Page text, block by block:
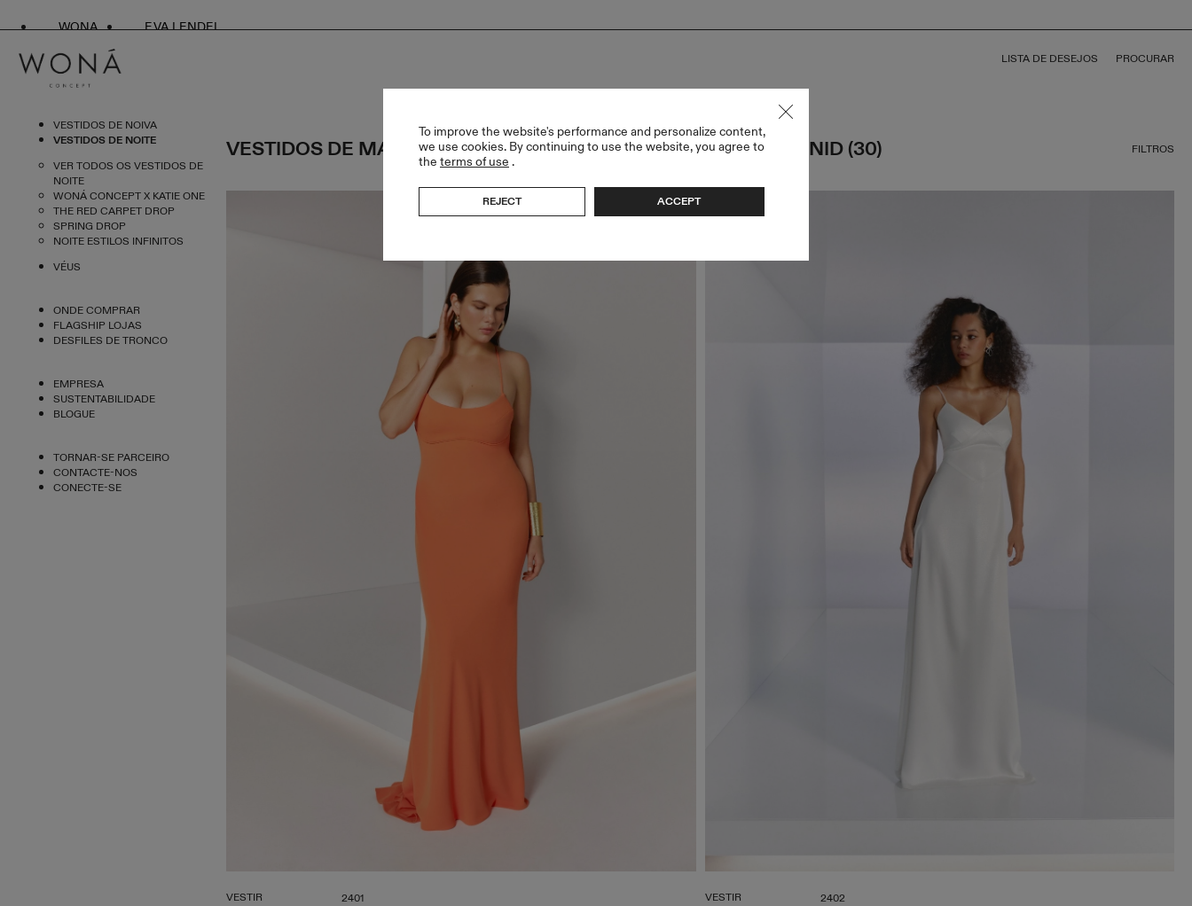
WONA EVA LENDEL
LISTA DE DESEJOS PROCURAR
VESTIDOS DE NOIVA
VESTIDOS DE NOITE
VER TODOS OS VESTIDOS DE
NOITE
WONÁ CONCEPT X KATIE ONE
THE RED CARPET DROP
SPRING DROP
NOITE ESTILOS INFINITOS
VÉUS
ONDE COMPRAR
FLAGSHIP LOJAS
DESFILES DE TRONCO
EMPRESA
SUSTENTABILIDADE
BLOGUE
TORNAR-SE PARCEIRO
CONTACTE-NOS
CONECTE-SE
VESTIDOS DE MADRINHAS UNID (30) FILTROS
VESTIR
2401
VESTIR
2402
To improve the website's performance and personalize content,
we use cookies. By continuing to use the website, you agree to
the terms of use .
REJECT ACCEPT